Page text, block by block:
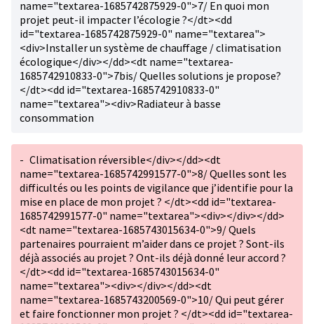
name="textarea-1685742875929-0">7/ En quoi mon
projet peut-il impacter l’écologie ?</dt><dd
id="textarea-1685742875929-0" name="textarea">
<div>Installer un système de chauffage / climatisation
écologique</div></dd><dt name="textarea-
1685742910833-0">7bis/ Quelles solutions je propose?
</dt><dd id="textarea-1685742910833-0"
name="textarea"><div>Radiateur à basse
consommation
- Climatisation réversible</div></dd><dt
name="textarea-1685742991577-0">8/ Quelles sont les
difficultés ou les points de vigilance que j’identifie pour la
mise en place de mon projet ? </dt><dd id="textarea-
1685742991577-0" name="textarea"><div></div></dd>
<dt name="textarea-1685743015634-0">9/ Quels
partenaires pourraient m’aider dans ce projet ? Sont-ils
déjà associés au projet ? Ont-ils déjà donné leur accord ?
</dt><dd id="textarea-1685743015634-0"
name="textarea"><div></div></dd><dt
name="textarea-1685743200569-0">10/ Qui peut gérer
et faire fonctionner mon projet ? </dt><dd id="textarea-